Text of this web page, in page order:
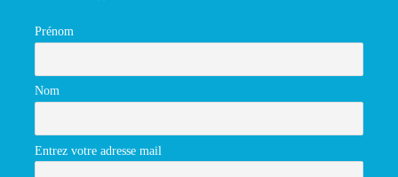
Prénom
Nom
Entrez votre adresse mail